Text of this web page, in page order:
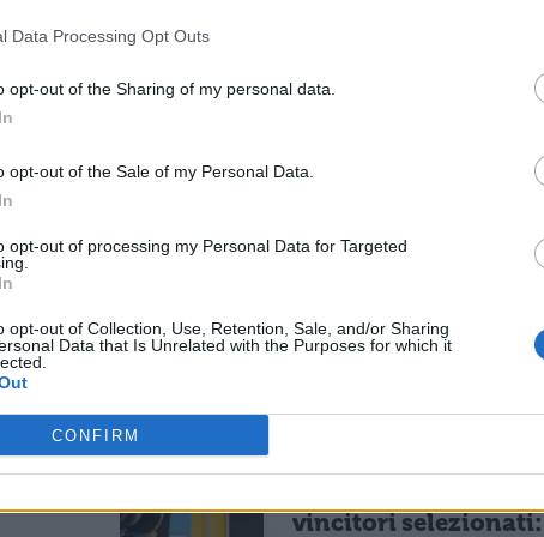
Data Processing Opt Outs
opt-out of the Sharing of my personal data.
opt-out of the Sale of my Personal Data.
opt-out of processing my Personal Data for Targeted
opt-out of Collection, Use, Retention, Sale, and/or Sharing
Data that Is Unrelated with the Purposes for which it
CONFIRM
che anche chi copia ha speranza
tirato un sospiro di sollievo. «
», ha proseguito Montezemolo, «
a uno bravo e generoso che mi permettesse di
Avete un metodo particolare?
discussioni sul forum!
il sud
Programma Rita Levi
vincitori selezionati: